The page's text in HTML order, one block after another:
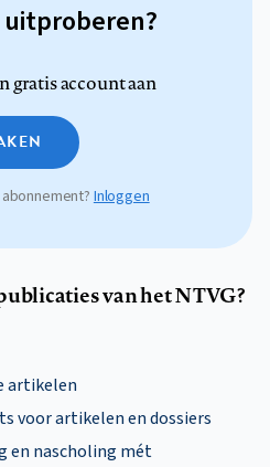
uitproberen?
gratis account aan
Inloggen
van het NTVG?
artikelen
voor artikelen en dossiers
en nascholing mét